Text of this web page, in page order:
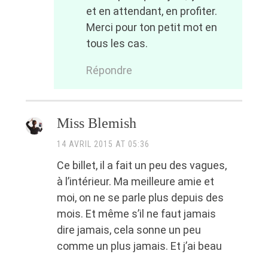
et en attendant, en profiter.
Merci pour ton petit mot en
tous les cas.
Répondre
Miss Blemish
14 AVRIL 2015 AT 05:36
Ce billet, il a fait un peu des vagues,
à l’intérieur. Ma meilleure amie et
moi, on ne se parle plus depuis des
mois. Et même s’il ne faut jamais
dire jamais, cela sonne un peu
comme un plus jamais. Et j’ai beau